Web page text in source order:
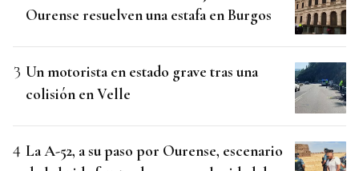
Ourense resuelven una estafa en Burgos
Un motorista en estado grave tras una
colisión en Velle
La A-52, a su paso por Ourense, escenario